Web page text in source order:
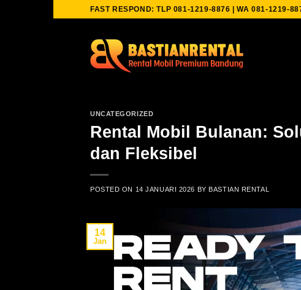
FAST RESPOND: TLP 081-1219-8876 | WA 081-1219-
UNCATEGORIZED
Rental Mobil Bulanan:
dan Fleksibel
POSTED ON 14 JANUARI 2026 BY BASTIAN RENTAL
14
Jan